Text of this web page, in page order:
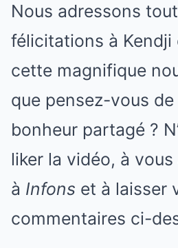
Nous adressons
félicitations à Kendji
cette magnifique
que pensez-vous
bonheur partagé ?
liker la vidéo, à
à Infons et à laisser
commentaires ci-